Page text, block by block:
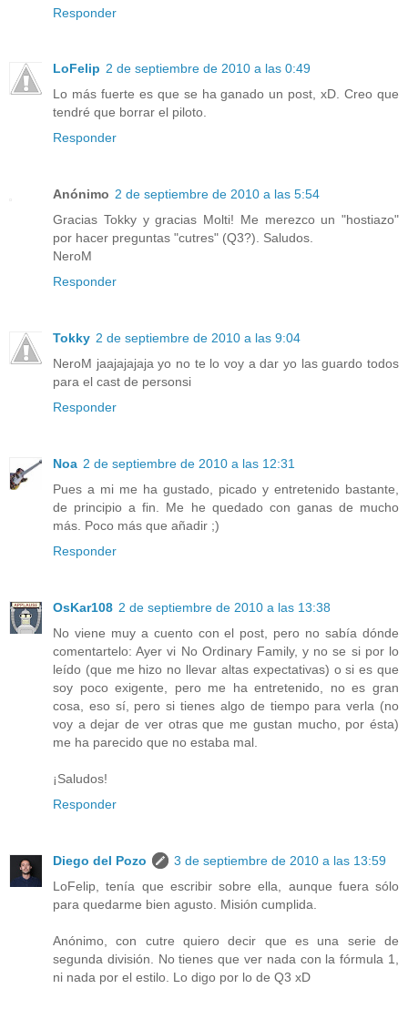
Responder
LoFelip 2 de septiembre de 2010 a las 0:49
Lo más fuerte es que se ha ganado un post, xD. Creo que
tendré que borrar el piloto.
Responder
Anónimo 2 de septiembre de 2010 a las 5:54
Gracias Tokky y gracias Molti! Me merezco un "hostiazo"
por hacer preguntas "cutres" (Q3?). Saludos.
NeroM
Responder
Tokky 2 de septiembre de 2010 a las 9:04
NeroM jaajajajaja yo no te lo voy a dar yo las guardo todos
para el cast de personsi
Responder
Noa 2 de septiembre de 2010 a las 12:31
Pues a mi me ha gustado, picado y entretenido bastante,
de principio a fin. Me he quedado con ganas de mucho
más. Poco más que añadir ;)
Responder
OsKar108 2 de septiembre de 2010 a las 13:38
No viene muy a cuento con el post, pero no sabía dónde
comentartelo: Ayer vi No Ordinary Family, y no se si por lo
leído (que me hizo no llevar altas expectativas) o si es que
soy poco exigente, pero me ha entretenido, no es gran
cosa, eso sí, pero si tienes algo de tiempo para verla (no
voy a dejar de ver otras que me gustan mucho, por ésta)
me ha parecido que no estaba mal.
¡Saludos!
Responder
Diego del Pozo
3 de septiembre de 2010 a las 13:59
LoFelip, tenía que escribir sobre ella, aunque fuera sólo
para quedarme bien agusto. Misión cumplida.
Anónimo, con cutre quiero decir que es una serie de
segunda división. No tienes que ver nada con la fórmula 1,
ni nada por el estilo. Lo digo por lo de Q3 xD